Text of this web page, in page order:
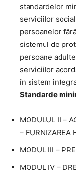
standardelor
serviciilor
persoanelor
sistemul de
persoane
serviciilor
în sistem
Standarde
MODULUL II –
– FURNIZAREA
MODUL III –
MODUL IV –